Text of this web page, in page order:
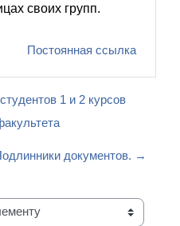
своих групп.
Постоянная ссылка
1 и 2 курсов
документов. →